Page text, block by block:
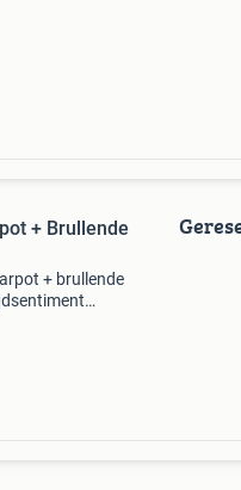
+ Brullende
+ brullende